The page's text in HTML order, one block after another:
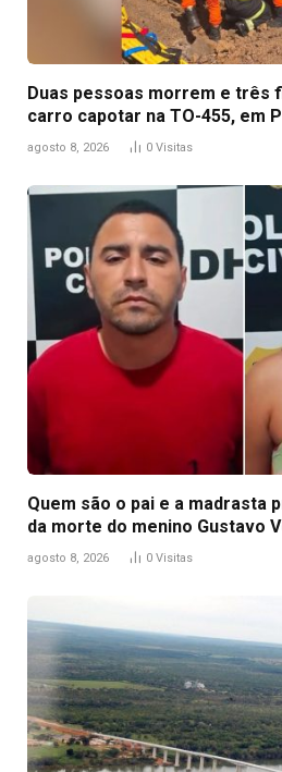
Duas pessoas morrem e três
carro capotar na TO-455, em
agosto 8, 2026 0 Visitas
Quem são o pai e a madrasta
da morte do menino Gustavo
agosto 8, 2026 0 Visitas